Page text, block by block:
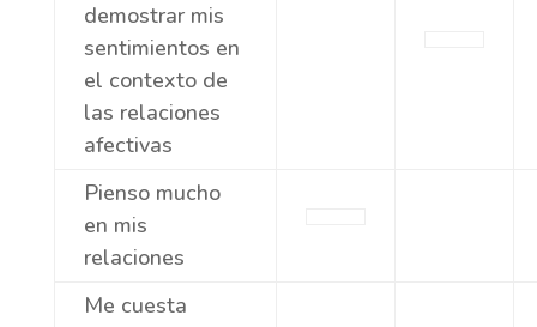
demostrar mis
sentimientos en
el contexto de
las relaciones
afectivas
Pienso mucho
en mis
relaciones
Me cuesta